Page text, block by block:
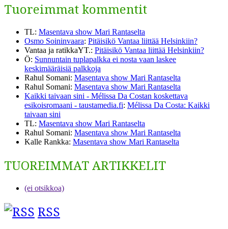
Tuoreimmat kommentit
TL: Masentava show Mari Rantaselta
Osmo Soininvaara: Pitäisikö Vantaa liittää Helsinkiin?
Vantaa ja ratikkaYT.: Pitäisikö Vantaa liittää Helsinkiin?
Ö: Sunnuntain tuplapalkka ei nosta vaan laskee
keskimääräisiä palkkoja
Rahul Somani: Masentava show Mari Rantaselta
Rahul Somani: Masentava show Mari Rantaselta
Kaikki taivaan sini - Mélissa Da Costan koskettava
esikoisromaani - taustamedia.fi: Mélissa Da Costa: Kaikki
taivaan sini
TL: Masentava show Mari Rantaselta
Rahul Somani: Masentava show Mari Rantaselta
Kalle Rankka: Masentava show Mari Rantaselta
TUOREIMMAT ARTIKKELIT
(ei otsikkoa)
RSS